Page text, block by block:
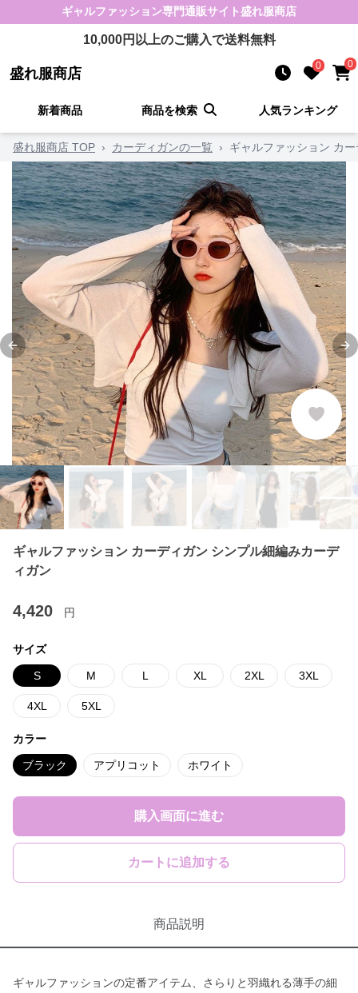
ギャルファッション専門通販サイト盛れ服商店
10,000円以上のご購入で送料無料
盛れ服商店 0 0
新着商品 商品を検索 人気ランキング
盛れ服商店 TOP › カーディガンの一覧 › ギャルファッション カ
Previous slide
ギャルファッション カーディガン シンプル細編みカーデ
ィガン
4,420 円
サイズ
S M L XL 2XL 3XL
4XL 5XL
カラー
ブラック アプリコット ホワイト
購入画面に進む
カートに追加する
商品説明
ギャルファッションの定番アイテム、さらりと羽織れる薄手の細